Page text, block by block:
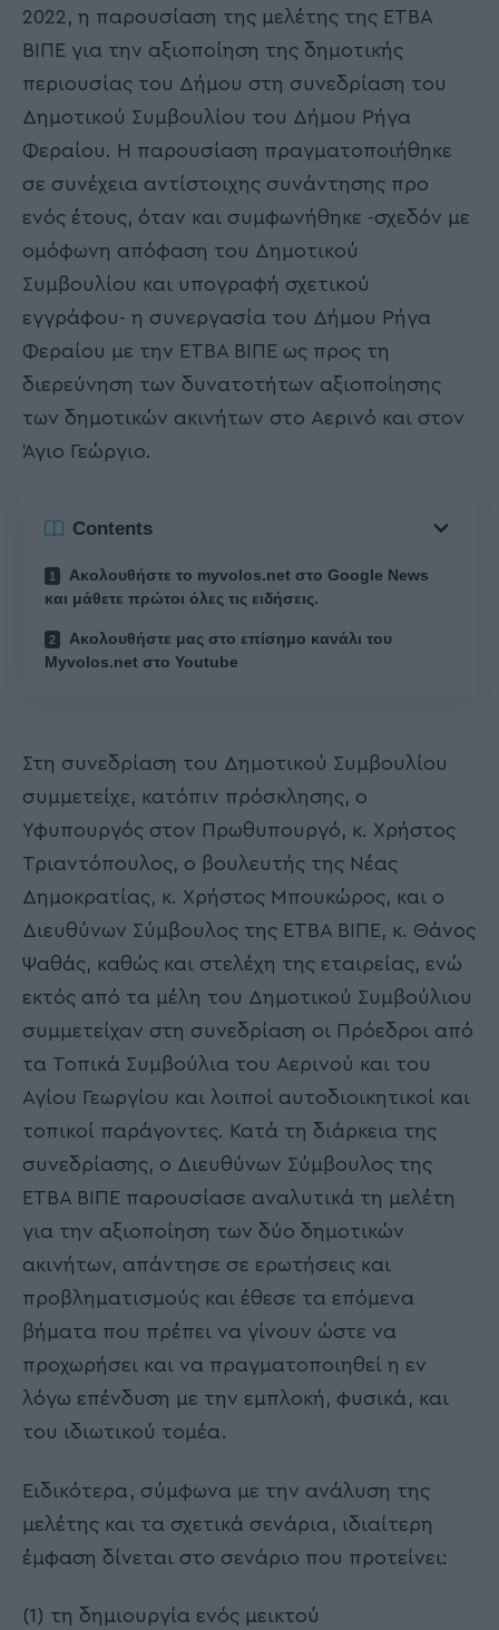
2022, η παρουσίαση της μελέτης της ΕΤΒΑ
ΒΙΠΕ για την αξιοποίηση της δημοτικής
περιουσίας του Δήμου στη συνεδρίαση του
Δημοτικού Συμβουλίου του Δήμου Ρήγα
Φεραίου. Η παρουσίαση πραγματοποιήθηκε
σε συνέχεια αντίστοιχης συνάντησης προ
ενός έτους, όταν και συμφωνήθηκε -σχεδόν με
ομόφωνη απόφαση του Δημοτικού
Συμβουλίου και υπογραφή σχετικού
εγγράφου- η συνεργασία του Δήμου Ρήγα
Φεραίου με την ΕΤΒΑ ΒΙΠΕ ως προς τη
διερεύνηση των δυνατοτήτων αξιοποίησης
των δημοτικών ακινήτων στο Αερινό και στον
Άγιο Γεώργιο.
Contents
Ακολουθήστε το myvolos.net στο Google News
και μάθετε πρώτοι όλες τις ειδήσεις.
Ακολουθήστε μας στο επίσημο κανάλι του
Myvolos.net στο Youtube
Στη συνεδρίαση του Δημοτικού Συμβουλίου
συμμετείχε, κατόπιν πρόσκλησης, ο
Υφυπουργός στον Πρωθυπουργό, κ. Χρήστος
Τριαντόπουλος, ο βουλευτής της Νέας
Δημοκρατίας, κ. Χρήστος Μπουκώρος, και ο
Διευθύνων Σύμβουλος της ΕΤΒΑ ΒΙΠΕ, κ. Θάνος
Ψαθάς, καθώς και στελέχη της εταιρείας, ενώ
εκτός από τα μέλη του Δημοτικού Συμβούλιου
συμμετείχαν στη συνεδρίαση οι Πρόεδροι από
τα Τοπικά Συμβούλια του Αερινού και του
Αγίου Γεωργίου και λοιποί αυτοδιοικητικοί και
τοπικοί παράγοντες. Κατά τη διάρκεια της
συνεδρίασης, ο Διευθύνων Σύμβουλος της
ΕΤΒΑ ΒΙΠΕ παρουσίασε αναλυτικά τη μελέτη
για την αξιοποίηση των δύο δημοτικών
ακινήτων, απάντησε σε ερωτήσεις και
προβληματισμούς και έθεσε τα επόμενα
βήματα που πρέπει να γίνουν ώστε να
προχωρήσει και να πραγματοποιηθεί η εν
λόγω επένδυση με την εμπλοκή, φυσικά, και
του ιδιωτικού τομέα.
Ειδικότερα, σύμφωνα με την ανάλυση της
μελέτης και τα σχετικά σενάρια, ιδιαίτερη
έμφαση δίνεται στο σενάριο που προτείνει:
(1) τη δημιουργία ενός μεικτού